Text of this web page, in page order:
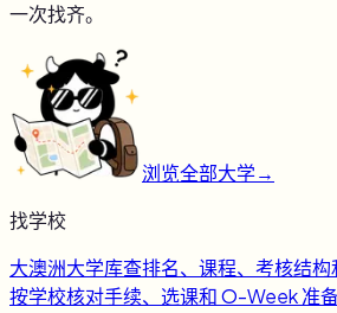
一次找齐。
浏览全部大学→
找学校
大澳洲大学库查排名、课程、考核结
按学校核对手续、选课和 O-Week 准